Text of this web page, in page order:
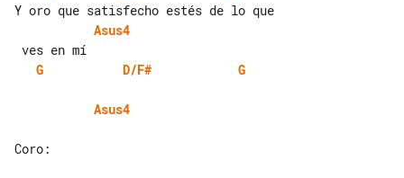
Asus4
G
D/F# G
Asus4
Coro: